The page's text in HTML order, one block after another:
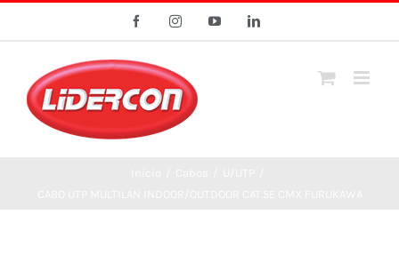
conteúdo
FacebookInstagramYouTubeLinkedIn